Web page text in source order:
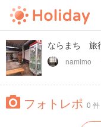
ならまち 旅
namimo
フォトレポ 0 件